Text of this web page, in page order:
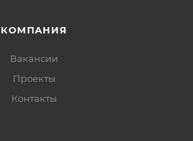
КОМПАНИЯ
Вакансии
Проекты
Контакты